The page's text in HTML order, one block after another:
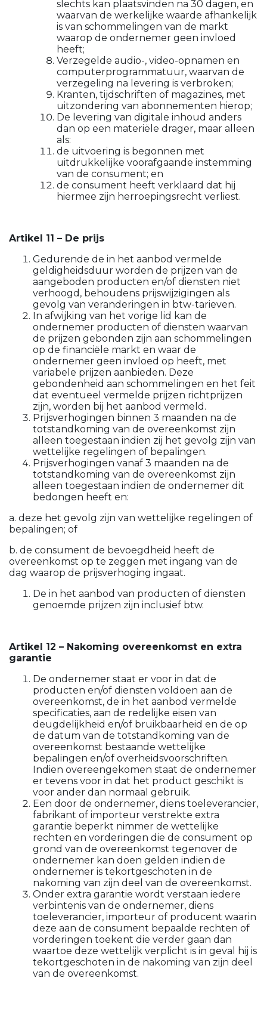
slechts kan plaatsvinden na 30 dagen, en
waarvan de werkelijke waarde afhankelijk
is van schommelingen van de markt
waarop de ondernemer geen invloed
heeft;
Verzegelde audio-, video-opnamen en
computerprogrammatuur, waarvan de
verzegeling na levering is verbroken;
Kranten, tijdschriften of magazines, met
uitzondering van abonnementen hierop;
De levering van digitale inhoud anders
dan op een materiële drager, maar alleen
als:
de uitvoering is begonnen met
uitdrukkelijke voorafgaande instemming
van de consument; en
de consument heeft verklaard dat hij
hiermee zijn herroepingsrecht verliest.
Artikel 11 – De prijs
Gedurende de in het aanbod vermelde
geldigheidsduur worden de prijzen van de
aangeboden producten en/of diensten niet
verhoogd, behoudens prijswijzigingen als
gevolg van veranderingen in btw-tarieven.
In afwijking van het vorige lid kan de
ondernemer producten of diensten waarvan
de prijzen gebonden zijn aan schommelingen
op de financiële markt en waar de
ondernemer geen invloed op heeft, met
variabele prijzen aanbieden. Deze
gebondenheid aan schommelingen en het feit
dat eventueel vermelde prijzen richtprijzen
zijn, worden bij het aanbod vermeld.
Prijsverhogingen binnen 3 maanden na de
totstandkoming van de overeenkomst zijn
alleen toegestaan indien zij het gevolg zijn van
wettelijke regelingen of bepalingen.
Prijsverhogingen vanaf 3 maanden na de
totstandkoming van de overeenkomst zijn
alleen toegestaan indien de ondernemer dit
bedongen heeft en:
a. deze het gevolg zijn van wettelijke regelingen of
bepalingen; of
b. de consument de bevoegdheid heeft de
overeenkomst op te zeggen met ingang van de
dag waarop de prijsverhoging ingaat.
De in het aanbod van producten of diensten
genoemde prijzen zijn inclusief btw.
Artikel 12 – Nakoming overeenkomst en extra
garantie
De ondernemer staat er voor in dat de
producten en/of diensten voldoen aan de
overeenkomst, de in het aanbod vermelde
specificaties, aan de redelijke eisen van
deugdelijkheid en/of bruikbaarheid en de op
de datum van de totstandkoming van de
overeenkomst bestaande wettelijke
bepalingen en/of overheidsvoorschriften.
Indien overeengekomen staat de ondernemer
er tevens voor in dat het product geschikt is
voor ander dan normaal gebruik.
Een door de ondernemer, diens toeleverancier,
fabrikant of importeur verstrekte extra
garantie beperkt nimmer de wettelijke
rechten en vorderingen die de consument op
grond van de overeenkomst tegenover de
ondernemer kan doen gelden indien de
ondernemer is tekortgeschoten in de
nakoming van zijn deel van de overeenkomst.
Onder extra garantie wordt verstaan iedere
verbintenis van de ondernemer, diens
toeleverancier, importeur of producent waarin
deze aan de consument bepaalde rechten of
vorderingen toekent die verder gaan dan
waartoe deze wettelijk verplicht is in geval hij is
tekortgeschoten in de nakoming van zijn deel
van de overeenkomst.